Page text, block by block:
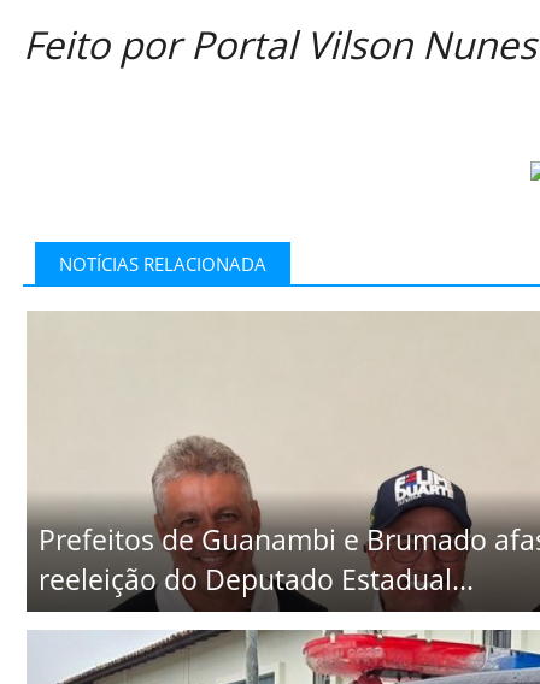
Feito por Portal Vilson Nunes
NOTÍCIAS RELACIONADA
Prefeitos de Guanambi e Brumado
reeleição do Deputado Estadual...